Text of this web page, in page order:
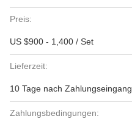
Preis:
US $900 - 1,400 / Set
Lieferzeit:
10 Tage nach Zahlungseingang
Zahlungsbedingungen: